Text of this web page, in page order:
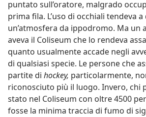
puntato sull’oratore, malgrado
prima fila. L’uso di occhiali tendeva
un’atmosfera da ippodromo. Ma un
aveva il Coliseum che lo rendeva
quanto usualmente accade negli
di qualsiasi specie. Le persone che
partite di hockey, particolarmente,
riconosciuto più il luogo. Invero, chi
stato nel Coliseum con oltre 4500
fosse la minima traccia di fumo di